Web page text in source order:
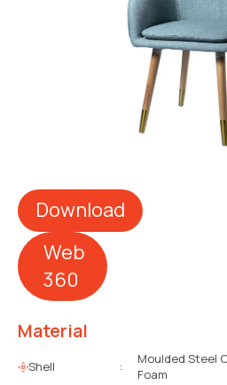
Download
Web
360
Material
Shell :
Moulded Steel
Foam